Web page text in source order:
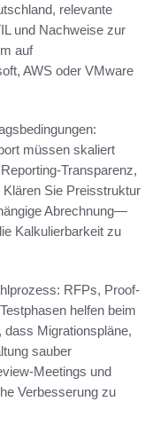
relevante
und Nachweise zur
auf
AWS oder VMware
müssen skaliert
Transparenz,
Sie Preisstruktur
Abrechnung—
Kalkulierbarkeit zu
RFPs, Proof-
helfen beim
dass Migrationspläne,
sauber
Meetings und
Verbesserung zu